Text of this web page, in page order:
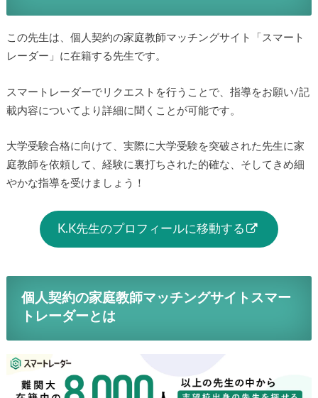
この先生は、個人契約の家庭教師マッチングサイト「スマート
レーダー」に在籍する先生です。
スマートレーダーでリクエストを行うことで、指導をお願い/記
載内容についてより詳細に聞くことが可能です。
大学受験合格に向けて、実際に大学受験を突破された先生に家
庭教師を依頼して、経験に裏打ちされた的確な、そしてきめ細
やかな指導を受けましょう！
K.K先生のプロフィールに移動する
個人契約の家庭教師マッチングサイトスマー
トレーダーとは